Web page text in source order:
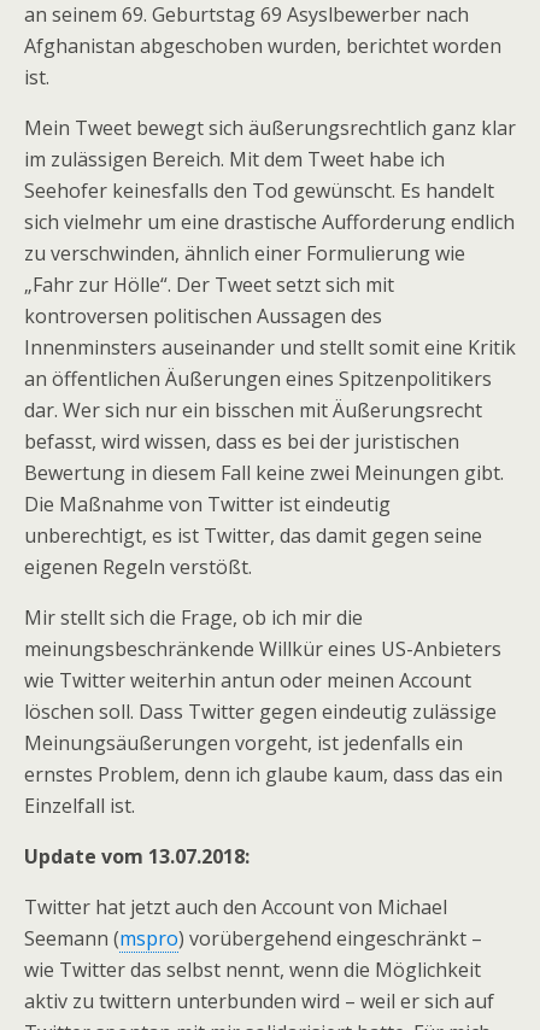
an seinem 69. Geburtstag 69 Asyslbewerber nach
Afghanistan abgeschoben wurden, berichtet worden
ist.
Mein Tweet bewegt sich äußerungsrechtlich ganz klar
im zulässigen Bereich. Mit dem Tweet habe ich
Seehofer keinesfalls den Tod gewünscht. Es handelt
sich vielmehr um eine drastische Aufforderung endlich
zu verschwinden, ähnlich einer Formulierung wie
„Fahr zur Hölle“. Der Tweet setzt sich mit
kontroversen politischen Aussagen des
Innenminsters auseinander und stellt somit eine Kritik
an öffentlichen Äußerungen eines Spitzenpolitikers
dar. Wer sich nur ein bisschen mit Äußerungsrecht
befasst, wird wissen, dass es bei der juristischen
Bewertung in diesem Fall keine zwei Meinungen gibt.
Die Maßnahme von Twitter ist eindeutig
unberechtigt, es ist Twitter, das damit gegen seine
eigenen Regeln verstößt.
Mir stellt sich die Frage, ob ich mir die
meinungsbeschränkende Willkür eines US-Anbieters
wie Twitter weiterhin antun oder meinen Account
löschen soll. Dass Twitter gegen eindeutig zulässige
Meinungsäußerungen vorgeht, ist jedenfalls ein
ernstes Problem, denn ich glaube kaum, dass das ein
Einzelfall ist.
Update vom 13.07.2018:
Twitter hat jetzt auch den Account von Michael
Seemann (mspro) vorübergehend eingeschränkt –
wie Twitter das selbst nennt, wenn die Möglichkeit
aktiv zu twittern unterbunden wird – weil er sich auf